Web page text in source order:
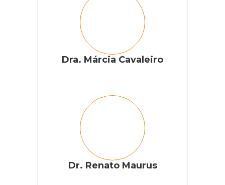
Dra. Márcia Cavaleiro
Dr. Renato Maurus